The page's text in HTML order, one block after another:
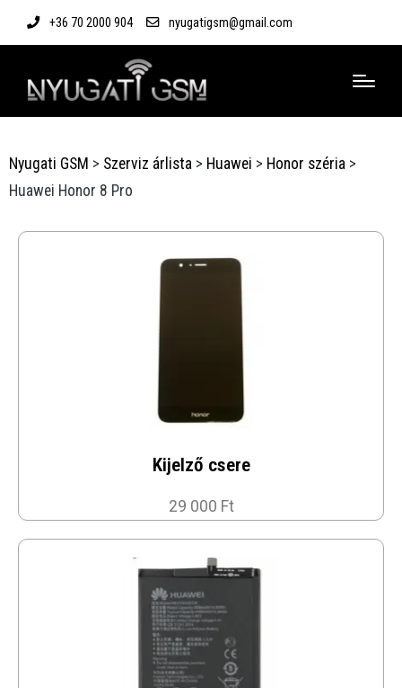
+36 70 2000 904 nyugatigsm@gmail.com
Nyugati GSM > Szerviz árlista > Huawei > Honor széria >
Huawei Honor 8 Pro
Kijelző csere
29 000 Ft